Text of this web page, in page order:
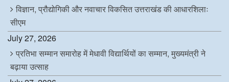
विज्ञान, प्रौद्योगिकी और नवाचार विकसित उत्तराखंड की आधारशिलाः
सीएम
July 27, 2026
प्रतिभा सम्मान समारोह में मेधावी विद्यार्थियों का सम्मान, मुख्यमंत्री ने
बढ़ाया उत्साह